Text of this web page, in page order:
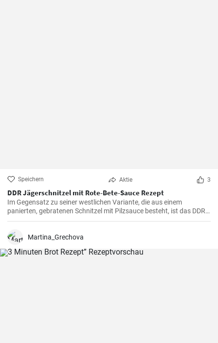
Speichern Aktie 3
DDR Jägerschnitzel mit Rote-Bete-Sauce Rezept
Im Gegensatz zu seiner westlichen Variante, die aus einem
panierten, gebratenen Schnitzel mit Pilzsauce besteht, ist das DDR-
Jägerschnitzel ein paniertes Jagdwurstschnitzel mit
Mahlzeit für die ganze Familie oder Freunde bietet.
Martina_Grechova